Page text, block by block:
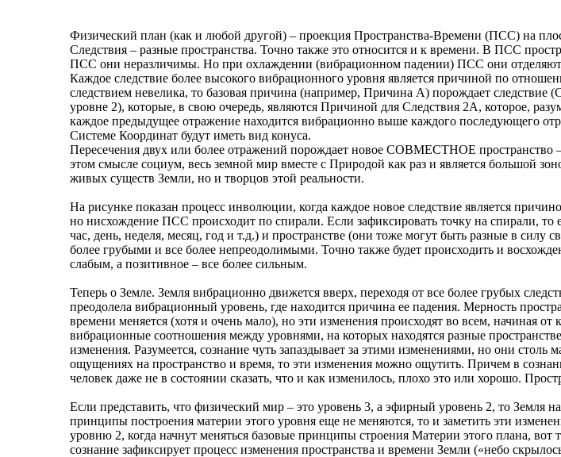
Физический план (как и любой другой) – проекция Пространства-Времени (ПСС) на
Следствия – разные пространства. Точно также это относится и к времени. В ПСС
ПСС они неразличимы. Но при охлаждении (вибрационном падении) ПСС они отделяются
Каждое следствие более высокого вибрационного уровня является причиной по
следствием невелика, то базовая причина (например, Причина А) порождает
уровне 2), которые, в свою очередь, являются Причиной для Следствия 2А, которое,
каждое предыдущее отражение находится вибрационно выше каждого последующего
Системе Координат будут иметь вид конуса.
Пересечения двух или более отражений порождает новое СОВМЕСТНОЕ
этом смысле социум, весь земной мир вместе с Природой как раз и является большой
живых существ Земли, но и творцов этой реальности.
На рисунке показан процесс инволюции, когда каждое новое следствие является
но нисхождение ПСС происходит по спирали. Если зафиксировать точку на спирали,
час, день, неделя, месяц, год и т.д.) и пространстве (они тоже могут быть разные в силу
более грубыми и все более непреодолимыми. Точно также будет происходить и
слабым, а позитивное – все более сильным.
Теперь о Земле. Земля вибрационно движется вверх, переходя от все более грубых
преодолела вибрационный уровень, где находится причина ее падения. Мерность
времени меняется (хотя и очень мало), но эти изменения происходят во всем, начиная
вибрационные соотношения между уровнями, на которых находятся разные
изменения. Разумеется, сознание чуть запаздывает за этими изменениями, но они
ощущениях на пространство и время, то эти изменения можно ощутить. Причем в
человек даже не в состоянии сказать, что и как изменилось, плохо это или хорошо.
Если представить, что физический мир – это уровень 3, а эфирный уровень 2, то Земля
принципы построения материи этого уровня еще не меняются, то и заметить эти
уровню 2, когда начнут меняться базовые принципы строения Материи этого плана,
сознание зафиксирует процесс изменения пространства и времени Земли («небо